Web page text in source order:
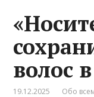
волос
19.12.2025 Обо